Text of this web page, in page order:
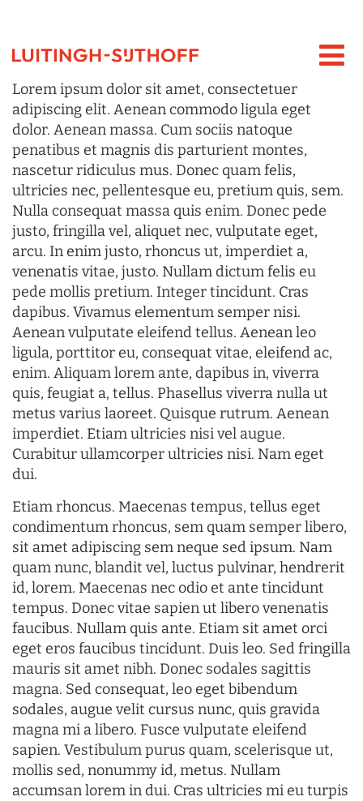
Lorem ipsum dolor sit amet, consectetuer
adipiscing elit. Aenean commodo ligula eget
dolor. Aenean massa. Cum sociis natoque
penatibus et magnis dis parturient montes,
nascetur ridiculus mus. Donec quam felis,
ultricies nec, pellentesque eu, pretium quis, sem.
Nulla consequat massa quis enim. Donec pede
justo, fringilla vel, aliquet nec, vulputate eget,
arcu. In enim justo, rhoncus ut, imperdiet a,
venenatis vitae, justo. Nullam dictum felis eu
pede mollis pretium. Integer tincidunt. Cras
dapibus. Vivamus elementum semper nisi.
Aenean vulputate eleifend tellus. Aenean leo
ligula, porttitor eu, consequat vitae, eleifend ac,
enim. Aliquam lorem ante, dapibus in, viverra
quis, feugiat a, tellus. Phasellus viverra nulla ut
metus varius laoreet. Quisque rutrum. Aenean
imperdiet. Etiam ultricies nisi vel augue.
Curabitur ullamcorper ultricies nisi. Nam eget
dui.
Etiam rhoncus. Maecenas tempus, tellus eget
condimentum rhoncus, sem quam semper libero,
sit amet adipiscing sem neque sed ipsum. Nam
quam nunc, blandit vel, luctus pulvinar, hendrerit
id, lorem. Maecenas nec odio et ante tincidunt
tempus. Donec vitae sapien ut libero venenatis
faucibus. Nullam quis ante. Etiam sit amet orci
eget eros faucibus tincidunt. Duis leo. Sed fringilla
mauris sit amet nibh. Donec sodales sagittis
magna. Sed consequat, leo eget bibendum
sodales, augue velit cursus nunc, quis gravida
magna mi a libero. Fusce vulputate eleifend
sapien. Vestibulum purus quam, scelerisque ut,
mollis sed, nonummy id, metus. Nullam
accumsan lorem in dui. Cras ultricies mi eu turpis